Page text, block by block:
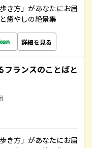
き方」があなたにお届
癒やしの絶景集
詳細を見る
フランスのことばと
き方」があなたにお届